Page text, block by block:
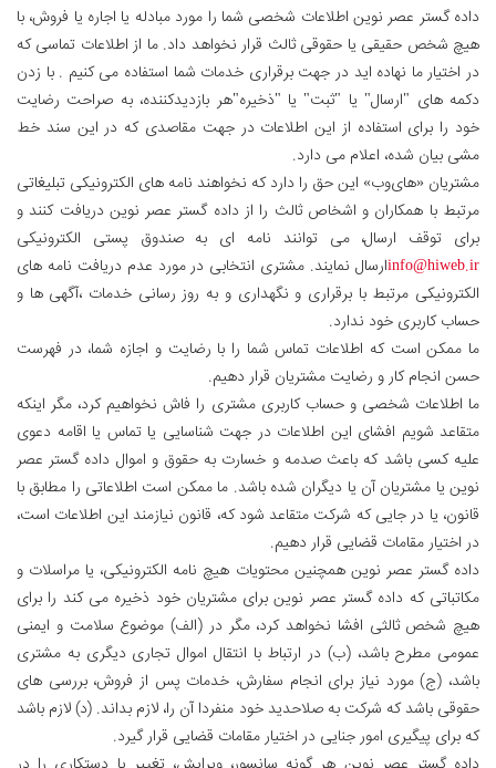
داده گستر عصر نوین اطلاعات شخصی شما را مورد مبادله یا اجاره یا فروش، با
هیچ شخص حقیقی یا حقوقی ثالث قرار نخواهد داد. ما از اطلاعات تماسی که
در اختیار ما نهاده اید در جهت برقراری خدمات شما استفاده می کنیم . با زدن
دکمه های "ارسال" یا "ثبت" یا "ذخیره"هر بازدیدکننده، به صراحت رضایت
خود را برای استفاده از این اطلاعات در جهت مقاصدی که در این سند خط
مشی بیان شده، اعلام می دارد.
مشتریان «های‌وب» این حق را دارد که نخواهند نامه های الکترونیکی تبلیغاتی
مرتبط با همکاران و اشخاص ثالث را از داده گستر عصر نوین دریافت کنند و
برای توقف ارسال، می توانند نامه ای به صندوق پستی الکترونیکی
info@hiweb.irارسال نمایند. مشتری انتخابی در مورد عدم دریافت نامه های
الکترونیکی مرتبط با برقراری و نگهداری و به روز رسانی خدمات ،آگهی ها و
حساب کاربری خود ندارد.
ما ممکن است که اطلاعات تماس شما را با رضایت و اجازه شما، در فهرست
حسن انجام کار و رضایت مشتریان قرار دهیم.
ما اطلاعات شخصی و حساب کاربری مشتری را فاش نخواهیم کرد، مگر اینکه
متقاعد شویم افشای این اطلاعات در جهت شناسایی یا تماس یا اقامه دعوی
علیه کسی باشد که باعث صدمه و خسارت به حقوق و اموال داده گستر عصر
نوین یا مشتریان آن یا دیگران شده باشد. ما ممکن است اطلاعاتی را مطابق با
قانون، یا در جایی که شرکت متقاعد شود که، قانون نیازمند این اطلاعات است،
در اختیار مقامات قضایی قرار دهیم.
داده گستر عصر نوین همچنین محتویات هیچ نامه الکترونیکی، یا مراسلات و
مکاتباتی که داده گستر عصر نوین برای مشتریان خود ذخیره می کند را برای
هیچ شخص ثالثی افشا نخواهد کرد، مگر در (الف) موضوع سلامت و ایمنی
عمومی مطرح باشد، (ب) در ارتباط با انتقال اموال تجاری دیگری به مشتری
باشد، (ج) مورد نیاز برای انجام سفارش، خدمات پس از فروش، بررسی های
حقوقی باشد که شرکت به صلاحدید خود منفردا آن را، لازم بداند. (د) لازم باشد
که برای پیگیری امور جنایی در اختیار مقامات قضایی قرار گیرد.